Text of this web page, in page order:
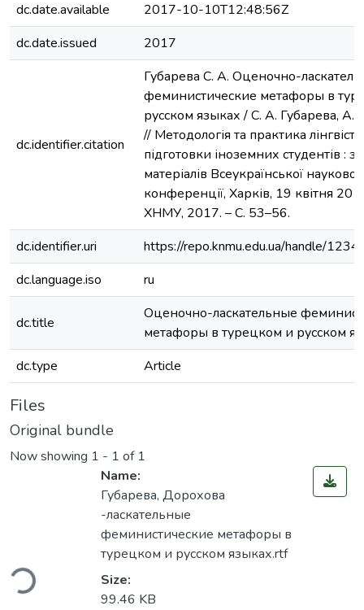
dc.date.available
2017-10-10T12:48:56Z
dc.date.issued
2017
dc.identifier.citation
Губарева С. А. Оценочно-
феминистические метафоры в
русском языках / С. А. Губарева, А.
// Методологія та практика
підготовки іноземних студентів :
матеріалів Всеукраїнської
конференції, Харків, 19 квітня
ХНМУ, 2017. – С. 53–56.
dc.identifier.uri
https://repo.knmu.edu.ua/handle/
dc.language.iso
ru
dc.title
Оценочно-ласкательные
метафоры в турецком и русском
dc.type
Article
Files
Original bundle
Now showing 1 - 1 of 1
Name:
Губарева, Дорохова
-ласкательные
феминистические метафоры в
турецком и русском языках.rtf
Size:
99.46 KB